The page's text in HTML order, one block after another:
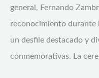
general, Fernando
reconocimiento durante
un desfile destacado y
conmemorativas. La